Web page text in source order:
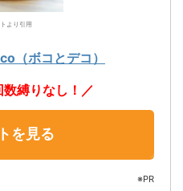
より引用
（ボコとデコ）
縛りなし！／
を見る
※PR